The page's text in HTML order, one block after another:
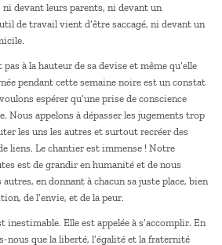
ni devant leurs parents, ni devant un
de travail vient d’être saccagé, ni devant un
à la hauteur de sa devise et même qu’elle
pendant cette semaine noire est un constat
espérer qu’une prise de conscience
Nous appelons à dépasser les jugements trop
les uns les autres et surtout recréer des
liens. Le chantier est immense ! Notre
est de grandir en humanité et de nous
en donnant à chacun sa juste place, bien
de l’envie, et de la peur.
inestimable. Elle est appelée à s’accomplir. En
nous que la liberté, l’égalité et la fraternité